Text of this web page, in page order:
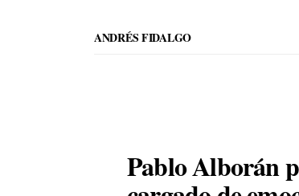
ANDRÉS FIDALGO
Pablo Alborán